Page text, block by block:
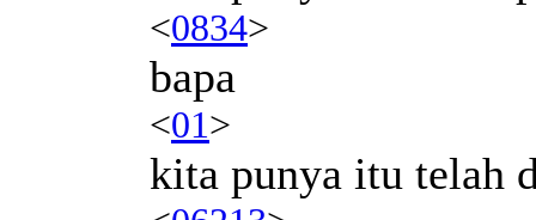
<0834>
bapa
<01>
kita punya itu telah